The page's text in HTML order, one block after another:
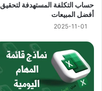
حساب التكلفة المستهدفة لتحقيق
أفضل المبيعات
2025-11-01